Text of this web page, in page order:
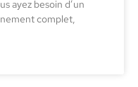
ayez besoin d’un
complet,